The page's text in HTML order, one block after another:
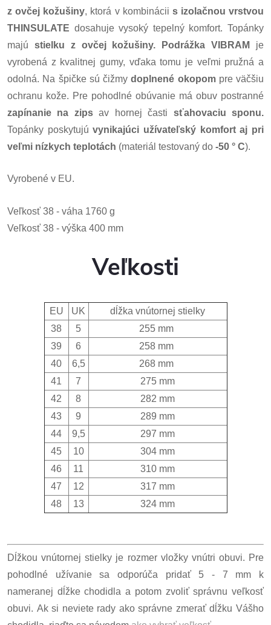
z ovčej kožušiny, ktorá v kombinácii s izolačnou vrstvou
THINSULATE dosahuje vysoký tepelný komfort. Topánky
majú stielku z ovčej kožušiny. Podrážka VIBRAM
je
vyrobená z kvalitnej gumy, vďaka tomu je veľmi pružná a
odolná. Na špičke sú čižmydoplnené okopompre väčšiu
ochranu kože. Pre pohodlné obúvanie má obuv postranné
zapínanie na zipsav hornej časti sťahovaciu sponu.
Topánky poskytujúvynikajúci užívateľský komfort aj pri
veľmi nízkych teplotách (materiál testovaný do -50 ° C).
Vyrobené v EU.
Veľkosť 38 - váha 1760 g
Veľkosť 38 - výška 400 mm
Veľkosti
EU UK
dĺžka vnútornej stielky
38
5
255 mm
39
6
258 mm
40
6,5
268 mm
41
7
275 mm
42
8
282 mm
43
9
289 mm
44
9,5
297 mm
45
10
304 mm
46
11
310 mm
47
12
317 mm
48
13 324 mm
Dĺžkou vnútornej stielky je rozmer vložky vnútri obuvi. Pre
pohodlné užívanie sa odporúča pridať 5 - 7 mm k
nameranej dĺžke chodidla a potom zvoliť správnu veľkosť
obuvi. Ak si neviete rady ako správne zmerať dĺžku Vášho